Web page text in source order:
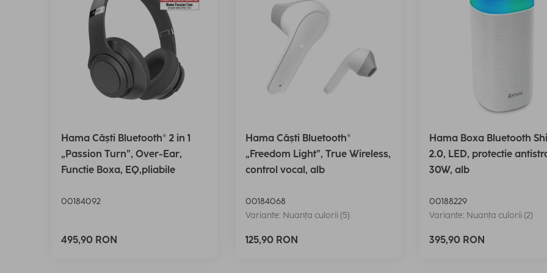
Hama Căști Bluetooth® 2 in 1
„Passion Turn”, Over-Ear,
Functie Boxa, EQ,pliabile
00184092
495,90 RON
Hama Căști Bluetooth®
„Freedom Light”, True Wireless,
control vocal, alb
00184068
Variante: Nuanța culorii (5)
125,90 RON
Hama Boxa Bluetooth
2.0, LED, protectie
30W, alb
00188229
Variante: Nuanța culorii (2)
395,90 RON